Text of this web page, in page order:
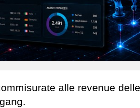
alle revenue delle